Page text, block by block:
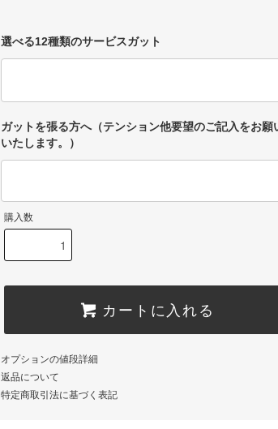
選べる12種類のサービスガット
ガットを張る方へ（テンション他要望のご記入をお願
いたします。）
購入数
カートに入れる
オプションの値段詳細
返品について
特定商取引法に基づく表記